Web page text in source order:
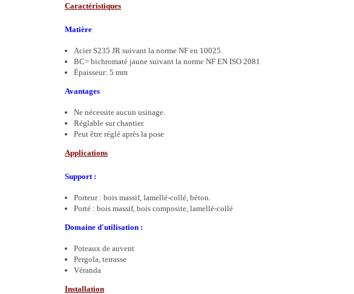
Caractéristiques
Matière
Acier S235 JR suivant la norme NF en 10025.
BC= bichromaté jaune suivant la norme NF EN ISO 2081
Épaisseur: 5 mm
Avantages
Ne nécessite aucun usinage.
Réglable sur chantier.
Peut être réglé après la pose
Applications
Support :
Porteur : bois massif, lamellé-collé, béton.
Porté : bois massif, bois composite, lamellé-collé
Domaine d'utilisation :
Poteaux de auvent
Pergola, terrasse
Véranda
Installation